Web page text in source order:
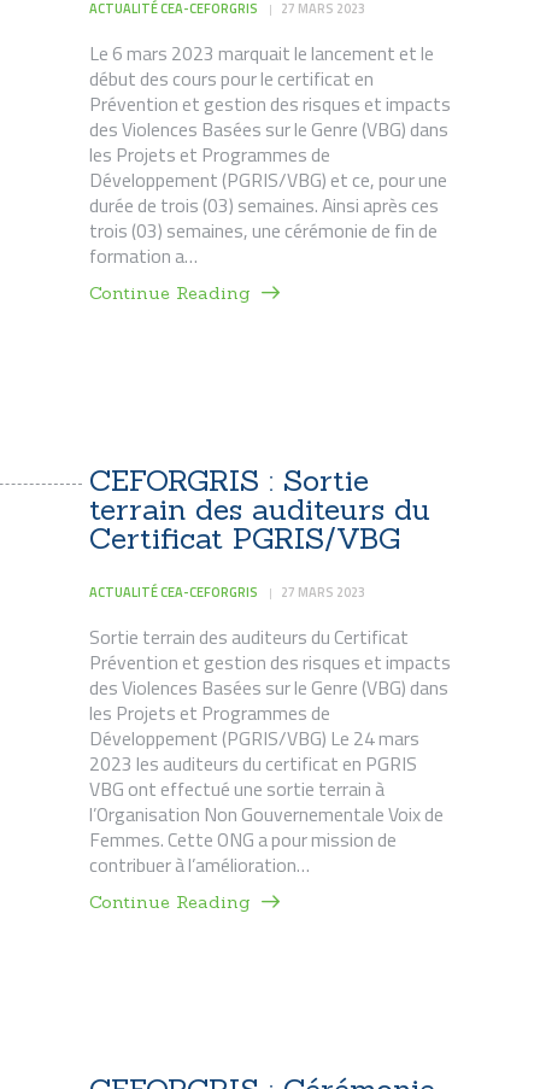
ACTUALITÉ CEA-CEFORGRIS 27 MARS 2023
Le 6 mars 2023 marquait le lancement et le
début des cours pour le certificat en
Prévention et gestion des risques et impacts
des Violences Basées sur le Genre (VBG) dans
les Projets et Programmes de
Développement (PGRIS/VBG) et ce, pour une
durée de trois (03) semaines. Ainsi après ces
trois (03) semaines, une cérémonie de fin de
formation a…
Continue Reading
CEFORGRIS : Sortie
terrain des auditeurs du
Certificat PGRIS/VBG
ACTUALITÉ CEA-CEFORGRIS 27 MARS 2023
Sortie terrain des auditeurs du Certificat
Prévention et gestion des risques et impacts
des Violences Basées sur le Genre (VBG) dans
les Projets et Programmes de
Développement (PGRIS/VBG) Le 24 mars
2023 les auditeurs du certificat en PGRIS
VBG ont effectué une sortie terrain à
l’Organisation Non Gouvernementale Voix de
Femmes. Cette ONG a pour mission de
contribuer à l’amélioration…
Continue Reading